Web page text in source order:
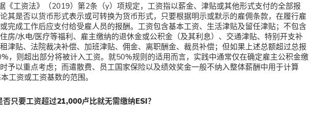
《工资法》（2019）第2条（y）项规定，工资指以薪金、津贴或其他形式支付的全部报
其是否以货币形式表示或可转换为货币形式，只要根据明示或默示的雇佣条款，在履行雇
完成工作后应支付给受雇人员的报酬。工资包含基本工资、生活津贴及留任津贴；不包含
房/水电/医疗等福利、雇主缴纳的退休金或公积金（及其利息）、交通津贴、特别开支补
津贴、法院裁决补偿、加班津贴、佣金、离职酬金、裁员补偿；但如果上述总额超过总报
，则超出部分将被计入工资。就50%规则的适用而言，实践中通常仅在确定雇主公积金缴
予以重点考虑；而遣散费、员工国家保险以及绩效奖金一般不纳入整体薪酬中用于计算
工资或工资基数的范围。
否只要工资超过21,000卢比就无需缴纳ESI？